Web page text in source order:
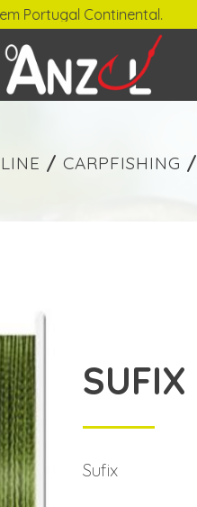
- €
Continental.
/ CARPFISHING /
Sufix